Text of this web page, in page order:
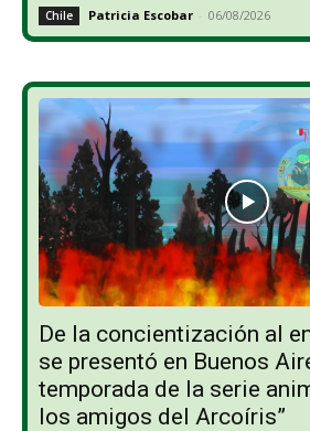
Chile Patricia Escobar - 06/08/2026
De la concientización al
se presentó en Buenos
temporada de la serie
los amigos del Arcoíris”